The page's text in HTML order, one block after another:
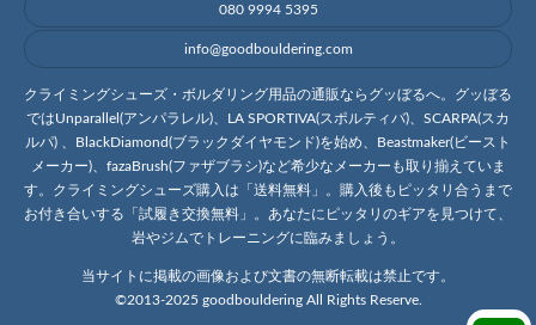
080 9994 5395
info@goodbouldering.com
クライミングシューズ・ボルダリング用品の通販ならグッぼるへ。グッぼる
ではUnparallel(アンパラレル)、LA SPORTIVA(スポルティバ)、SCARPA(スカ
ルパ) 、BlackDiamond(ブラックダイヤモンド)を始め、Beastmaker(ビースト
メーカー)、fazaBrush(ファザブラシ)など希少なメーカーも取り揃えていま
す。クライミングシューズ購入は「送料無料」。購入後もピッタリ合うまで
お付き合いする「試履き交換無料」。あなたにピッタリのギアを見つけて、
岩やジムでトレーニングに臨みましょう。
当サイトに掲載の画像および文書の無断転載は禁止です。
©2013-2025 goodbouldering All Rights Reserve.